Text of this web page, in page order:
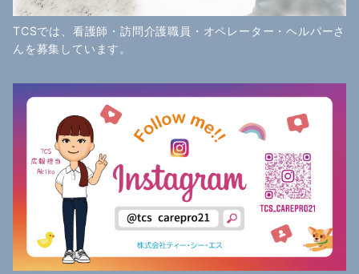
TCSでは、看護師・訪問介護職員・オペレーター・ヘルパーさ
んを募集しています。